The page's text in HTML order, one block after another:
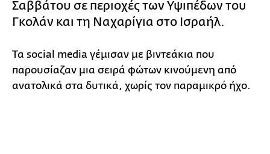
Σαββάτου σε περιοχές των Υψιπέδων του
Γκολάν και τη Ναχαρίγια στο Ισραήλ.
Τα social media γέμισαν με βιντεάκια που
παρουσίαζαν μια σειρά φώτων κινούμενη από
ανατολικά στα δυτικά, χωρίς τον παραμικρό ήχο.